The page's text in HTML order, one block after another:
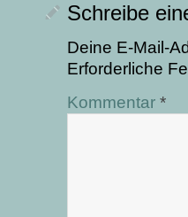
Schreibe
Deine E-Mail-
Erforderliche
Kommentar *